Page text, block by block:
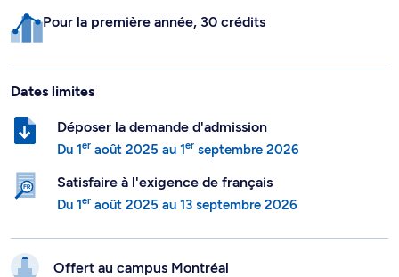
Pour la première année, 30 crédits
Dates limites
Déposer la demande d'admission
Du 1er août 2025 au 1er septembre 2026
Satisfaire à l'exigence de français
Du 1er août 2025 au 13 septembre 2026
Offert au campus Montréal